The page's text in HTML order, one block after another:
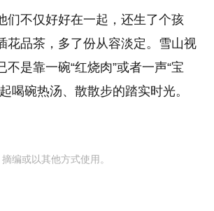
们不仅好好在一起，还生了个孩
花品茶，多了份从容淡定。雪山视
是靠一碗“红烧肉”或者一声“宝
喝碗热汤、散散步的踏实时光。
编或以其他方式使用。